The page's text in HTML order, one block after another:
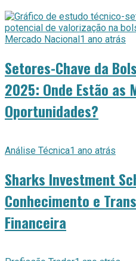
Mercado Nacional1 ano atrás
Setores-Chave da
2025: Onde Estão as
Oportunidades?
Análise Técnica1 ano atrás
Sharks Investment
Conhecimento e
Financeira